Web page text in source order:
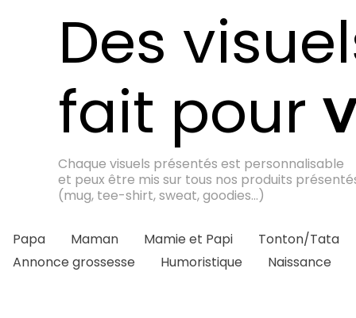
Papa Maman Mamie et Papi
Tonton/Tata
Annonce grossesse
Humoristique Naissance
Des
fait pour
Chaque visuels présentés est personnalisable
et peux être mis sur tous nos produits
(mug, tee-shirt, sweat, goodies...)